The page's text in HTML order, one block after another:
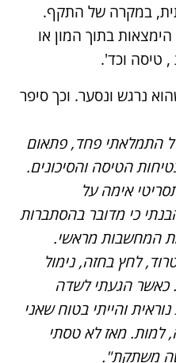
במקרה של התקף.
בתוך המון או
טיסה וכד'.
נרגש ונסער. וכך סיפר
התמלאתי פחד, פתאום
הטיסה והסיכונים.
אימה על
כי מדובר בהסתברות
המחשבות מראשי.
לחץ בחזה, נימול
כאשר הגעתי לשדה
והייתי בטוח שאני
למות. מאז לא טסתי
משתקת".